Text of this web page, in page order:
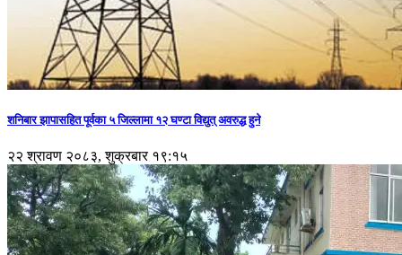
शनिबार झापासहित पूर्वका ५ जिल्लामा १२ घण्टा विद्युत् अवरुद्ध हुने
२२ श्रावण २०८३, शुक्रबार १९:१५